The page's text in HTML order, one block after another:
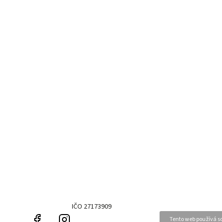
Tento web používá
IČO 27173909
Facebook